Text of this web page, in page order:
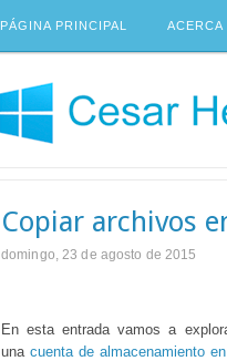
PÁGINA PRINCIPAL ACERCA
Copiar archivos
domingo, 23 de agosto de 2015
En esta entrada vamos a
una cuenta de almacenamiento